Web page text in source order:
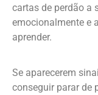
cartas de perdão a
emocionalmente e
aprender.
Se aparecerem
conseguir parar de